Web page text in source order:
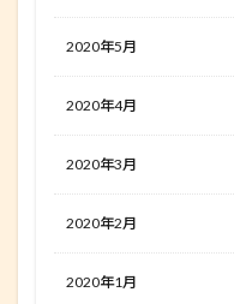
2020年5月
2020年4月
2020年3月
2020年2月
2020年1月